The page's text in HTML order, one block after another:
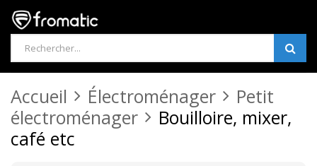
Products
search
Accueil Électroménager
Petit
électroménager
Bouilloire, mixer,
café etc